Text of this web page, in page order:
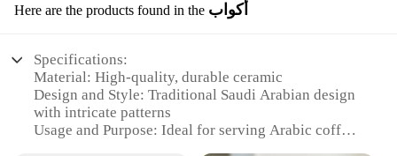
Here are the products found in the أكواب
Specifications:
Material: High-quality, durable ceramic
Design and Style: Traditional Saudi Arabian design
with intricate patterns
Usage and Purpose: Ideal for serving Arabic coffee